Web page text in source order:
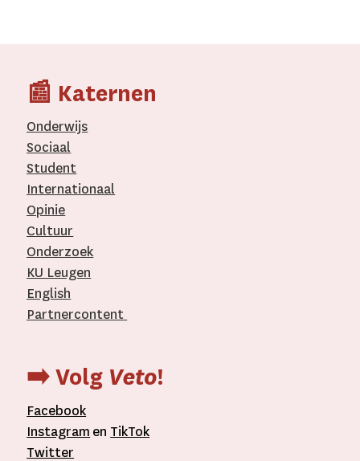
📰 Katernen
Onderwijs
Sociaal
Student
Internationaal­
Opinie
Cultuur
Onderzoek
KU Leugen
English
Partnercontent
➡️ Volg Veto!
Facebook
Instagram en TikTok
Twitter